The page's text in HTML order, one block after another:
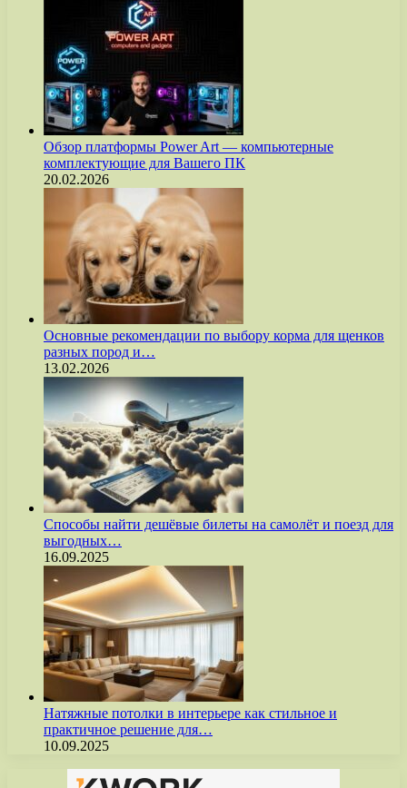
Обзор платформы Power Art — компьютерные
комплектующие для Вашего ПК
20.02.2026
Основные рекомендации по выбору корма для щенков
разных пород и…
13.02.2026
Способы найти дешёвые билеты на самолёт и поезд для
выгодных…
16.09.2025
Натяжные потолки в интерьере как стильное и
практичное решение для…
10.09.2025